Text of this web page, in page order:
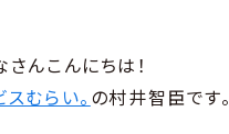
さんこんにちは！
むらい。 の村井智臣です。